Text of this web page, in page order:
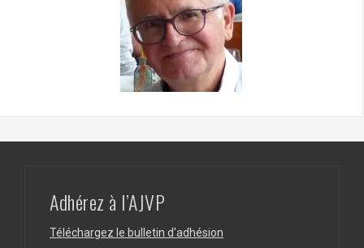
Adhérez à l’AJVP
Téléchargez le bulletin d'adhésion